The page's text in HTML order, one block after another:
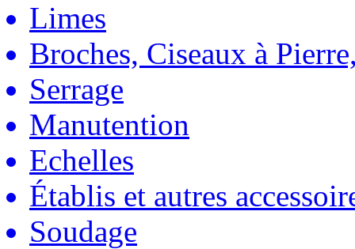
Limes
Broches, Ciseaux à
Serrage
Manutention
Echelles
Établis et autres
Soudage